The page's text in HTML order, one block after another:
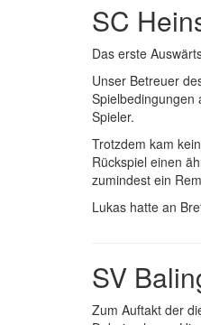
SC
Das erste
Unser Betreuer
Spielbedingungen
Spieler.
Trotzdem kam
Rückspiel einen
zumindest ein
Lukas hatte an
SV
Zum Auftakt der